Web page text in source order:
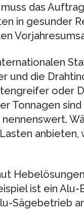
das
in gesunder
und die
oder
Tonnagen
ist ein
Sägebetrieb